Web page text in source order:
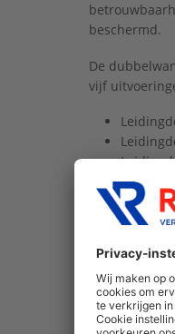
beschermd.
De
vijf
zijn
een al
Flexibel